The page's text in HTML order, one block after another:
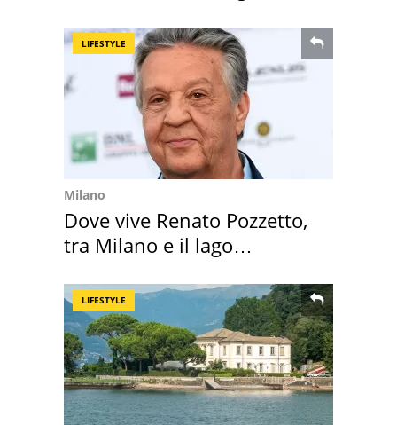
LIFESTYLE
Milano
Dove vive Renato Pozzetto,
tra Milano e il lago
LIFESTYLE